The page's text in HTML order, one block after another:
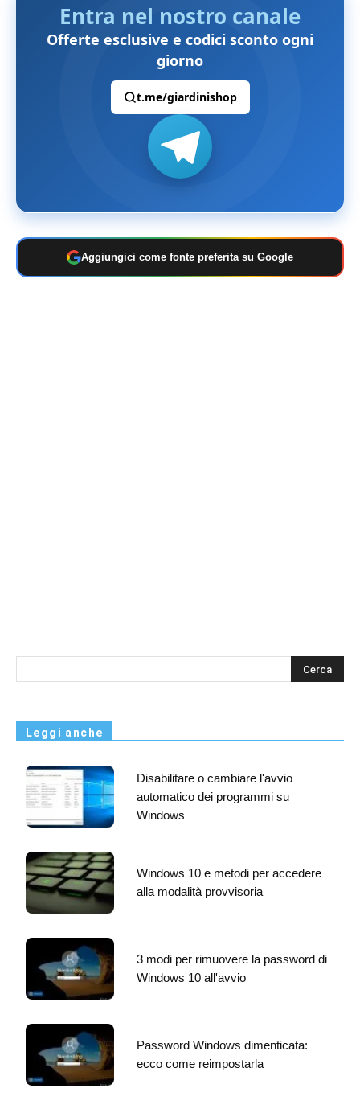
Entra nel nostro canale
Offerte esclusive e codici sconto ogni
giorno
t.me/giardinishop
Aggiungici come fonte preferita su Google
s
Leggi anche
Disabilitare o cambiare l'avvio
automatico dei programmi su
Windows
Windows 10 e metodi per accedere
alla modalità provvisoria
3 modi per rimuovere la password di
Windows 10 all'avvio
Password Windows dimenticata:
ecco come reimpostarla